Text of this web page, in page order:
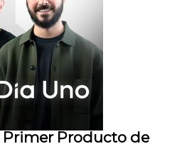
Primer Producto de